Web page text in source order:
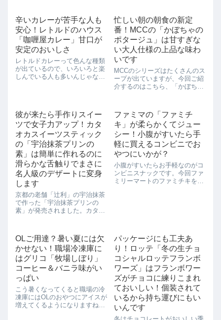
混ぜるだけでおいしいチョコレ
ートプリンができちゃうんで
す。それも１つから簡単に作れ
るのでおひとり様の...
ジサイダー、チェ...
辛いカレーが苦手な人も
安心！レトルドのハウス
「咖喱屋カレー」甘口が
安定のおいしさ
レトルドカレーって色んな種類
が出ているので、いろいろと楽
しんでいる人も多いんじゃない
思ったカレーもなかなか食べ続
けていくことがで...
忙しい朝の朝食の新定
番！MCCの「かぼちゃの
ポタージュ」は甘すぎな
い大人仕様の上品な味わ
いです
MCCのシリーズはたくさんのス
ープが出ていますが、今回ご紹
介するのはこちら、「かぼちゃ
ろんなメーカーでも出ているの
ですが、こちらの「かぼちゃの
ポタージュ」は甘すぎないのが
いいんです。甘...
彼が来たら手作りスイー
ツで女子力アップ！カタ
オカスイーツスティック
の「宇治抹茶プリンの
素」は簡単に作れるのに
滑らかな舌触りでまさに
名人級のデザートに変身
します
京都の老舗「辻利」の宇治抹茶
で作った「宇治抹茶プリンの
素」が発売されました。カタオ
湯に溶かすだけで作れます。家
でスイーツを作るとなると、つ
いつい量が多くなってしまうも
のですが、1つだけ...
ファミマの「ファミチ
キ」が柔らかくてジュー
シー！小腹がすいたら手
軽に買えるコンビニでお
やつにいかが？
小腹がすいたらお手軽なのがコ
ンビニスナックです。今回ファ
ミリーマートのファミチキを食
OLご用達？暑い夏には欠
かせない！職場冷凍庫に
はグリコ「牧場しぼり」
コーヒー＆バニラ味がい
っぱい
こう暑くなってくると職場の冷
凍庫にはOLのおやつにアイスが
増えてくるようになりますね。
パッケージにも工夫あ
り！ロッテ「冬の生チョ
コシャルロッテフランボ
ワーズ」はフランボワー
ズがチョコに練りこまれ
ておいしい！個装されて
いるから持ち運びにもい
いんです